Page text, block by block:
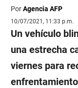
PorAgencia AFP
10/07/2021, 11:33 p.m.
Un vehículo
una estrecha
viernes para